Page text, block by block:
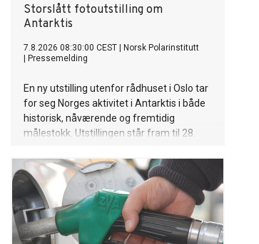
Storslått fotoutstilling om
Antarktis
7.8.2026 08:30:00 CEST
Norsk Polarinstitutt
Pressemelding
En ny utstilling utenfor rådhuset i Oslo tar
for seg Norges aktivitet i Antarktis i både
historisk, nåværende og fremtidig
målestokk. Utstillingen står fram til 28.